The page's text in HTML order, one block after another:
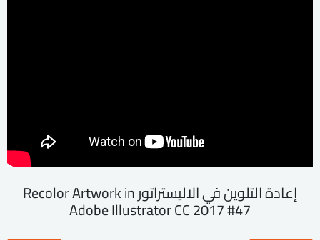
إعادة التلوين في الاليستراتور Recolor Artwork in
Adobe Illustrator CC 2017 #47